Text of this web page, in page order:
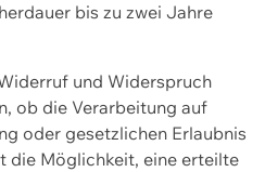
bis zu zwei Jahre
und Widerspruch
ob die Verarbeitung auf
oder gesetzlichen Erlaubnis
die Möglichkeit, eine erteilte